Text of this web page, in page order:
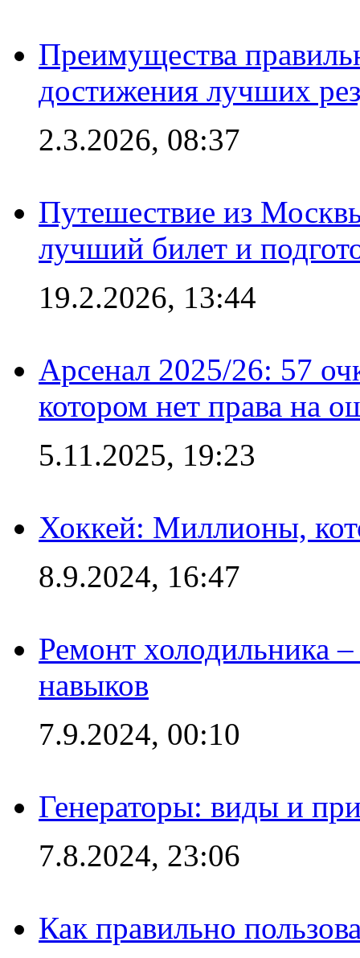
Преимущества
достижения лучших
2.3.2026, 08:37
Путешествие из
лучший билет и
19.2.2026, 13:44
Арсенал 2025/26: 57
котором нет права на
5.11.2025, 19:23
Хоккей: Миллионы,
8.9.2024, 16:47
Ремонт холодильника
навыков
7.9.2024, 00:10
Генераторы: виды и
7.8.2024, 23:06
Как правильно